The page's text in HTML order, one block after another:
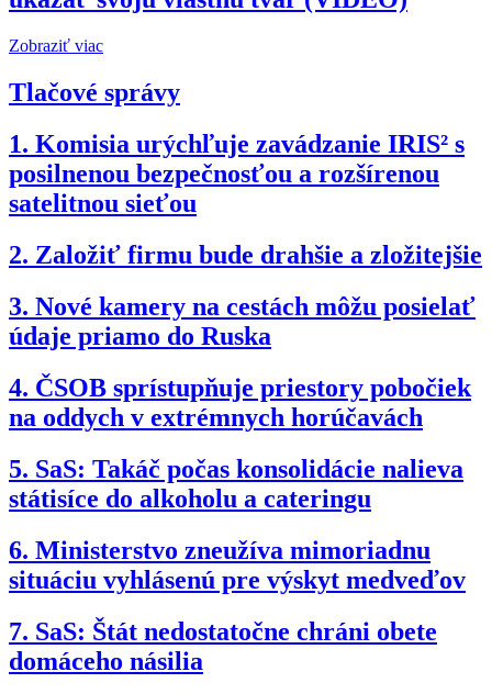
Zobraziť viac
Tlačové správy
1. Komisia urýchľuje zavádzanie IRIS² s
posilnenou bezpečnosťou a rozšírenou
satelitnou sieťou
2. Založiť firmu bude drahšie a zložitejšie
3. Nové kamery na cestách môžu posielať
údaje priamo do Ruska
4. ČSOB sprístupňuje priestory pobočiek
na oddych v extrémnych horúčavách
5. SaS: Takáč počas konsolidácie nalieva
státisíce do alkoholu a cateringu
6. Ministerstvo zneužíva mimoriadnu
situáciu vyhlásenú pre výskyt medveďov
7. SaS: Štát nedostatočne chráni obete
domáceho násilia